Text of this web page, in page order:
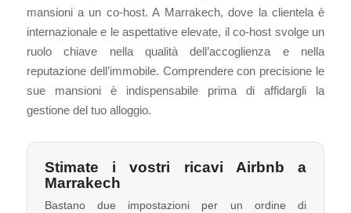
mansioni a un co-host. A Marrakech, dove la clientela è
internazionale e le aspettative elevate, il co-host svolge un
ruolo chiave nella qualità dell’accoglienza e nella
reputazione dell’immobile. Comprendere con precisione le
sue mansioni è indispensabile prima di affidargli la
gestione del tuo alloggio.
Stimate i vostri ricavi Airbnb a
Marrakech
Bastano due impostazioni per un ordine di